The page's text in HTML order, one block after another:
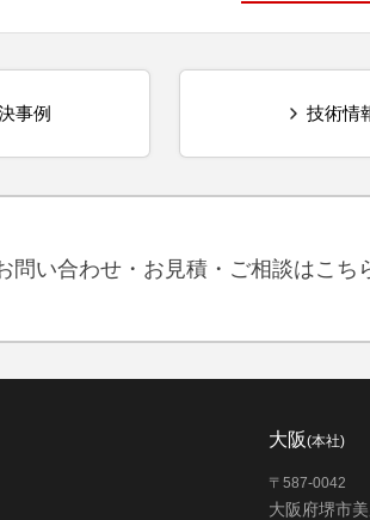
事例 技術情
問い合わせ・お見積・ご相談はこち
大阪(本社)
〒587-0042
大阪府堺市